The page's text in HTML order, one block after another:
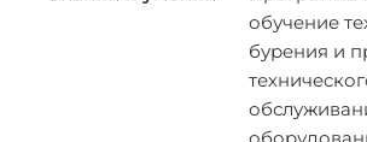
обучение
бурения и